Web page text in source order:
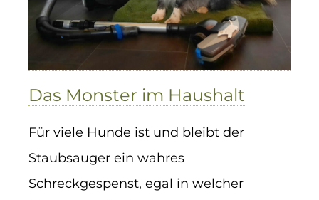
Das Monster im Haushalt
Für viele Hunde ist und bleibt der
Staubsauger ein wahres
Schreckgespenst, egal in welcher